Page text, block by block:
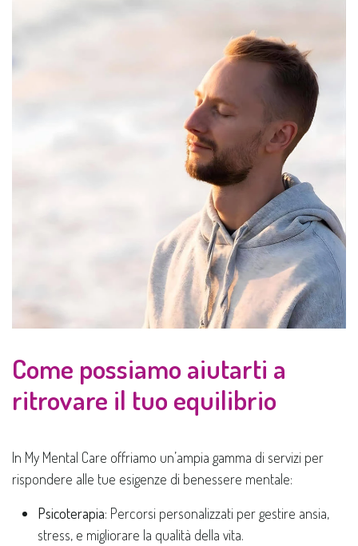
Come possiamo aiutarti a
ritrovare il tuo equilibrio
In My Mental Care offriamo un’ampia gamma di servizi per
rispondere alle tue esigenze di benessere mentale:
Psicoterapia: Percorsi personalizzati per gestire ansia,
stress, e migliorare la qualità della vita.